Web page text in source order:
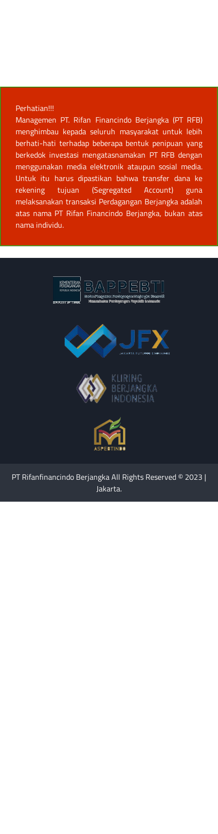
Perhatian!!!
Managemen PT. Rifan Financindo Berjangka (PT RFB)
menghimbau kepada seluruh masyarakat untuk lebih
berhati-hati terhadap beberapa bentuk penipuan yang
berkedok investasi mengatasnamakan PT RFB dengan
menggunakan media elektronik ataupun sosial media.
Untuk itu harus dipastikan bahwa transfer dana ke
rekening tujuan (Segregated Account) guna
melaksanakan transaksi Perdagangan Berjangka adalah
atas nama PT Rifan Financindo Berjangka, bukan atas
nama individu.
PT Rifanfinancindo Berjangka All Rights Reserved © 2023 |
Jakarta.